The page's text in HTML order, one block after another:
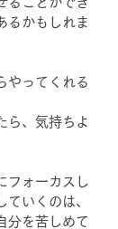
るかもしれま
やってくれる
ら、気持ちよ
フォーカスし
ていくのは、
分を苦しめて